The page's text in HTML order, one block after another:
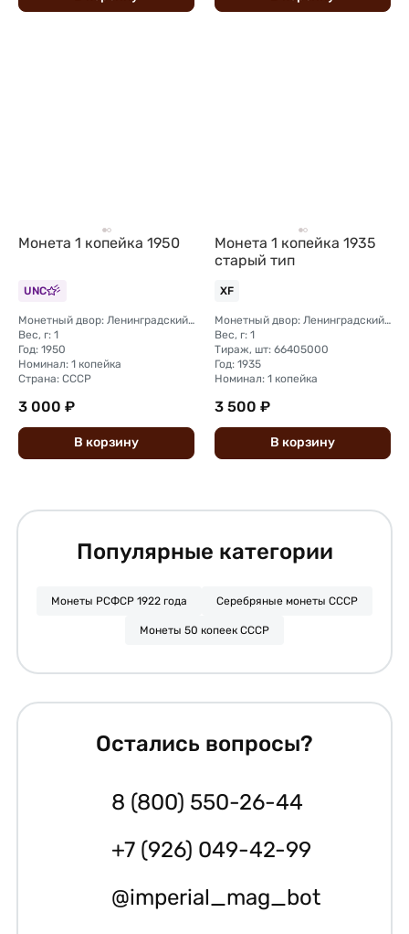
Монета 1 копейка 1950
UNC
Монетный двор: Ленинградский (ЛМД)
Вес, г: 1
Год: 1950
Номинал: 1 копейка
Страна: СССР
3 000 ₽
В корзину
Монета 1 копейка 1935
старый тип
XF
Монетный двор: Ленинградский (ЛМД)
Вес, г: 1
Тираж, шт: 66405000
Год: 1935
Номинал: 1 копейка
3 500 ₽
В корзину
Популярные категории
Монеты РСФСР 1922 года Серебряные монеты СССР
Монеты 50 копеек СССР
Остались вопросы?
8 (800) 550-26-44
+7 (926) 049-42-99
@imperial_mag_bot